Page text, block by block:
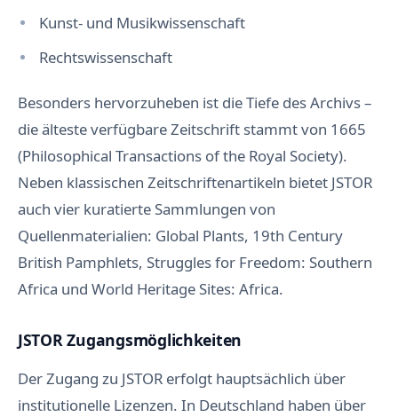
Kunst- und Musikwissenschaft
Rechtswissenschaft
Besonders hervorzuheben ist die Tiefe des Archivs –
die älteste verfügbare Zeitschrift stammt von 1665
(Philosophical Transactions of the Royal Society).
Neben klassischen Zeitschriftenartikeln bietet JSTOR
auch vier kuratierte Sammlungen von
Quellenmaterialien: Global Plants, 19th Century
British Pamphlets, Struggles for Freedom: Southern
Africa und World Heritage Sites: Africa.
JSTOR Zugangsmöglichkeiten
Der Zugang zu JSTOR erfolgt hauptsächlich über
institutionelle Lizenzen. In Deutschland haben über